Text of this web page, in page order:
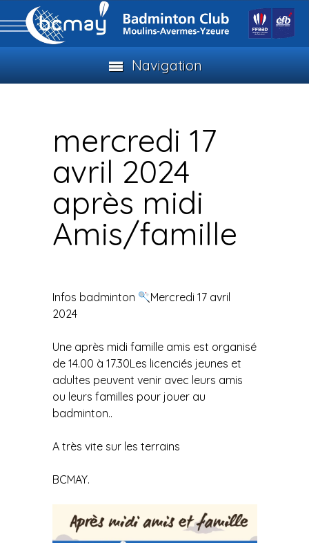
Navigation
mercredi 17
avril 2024
après midi
Amis/famille
Infos badminton
Mercredi 17 avril
2024
Une après midi famille amis est organisé
de 14.00 à 17.30Les licenciés jeunes et
adultes peuvent venir avec leurs amis
ou leurs familles pour jouer au
badminton..
A très vite sur les terrains
BCMAY.